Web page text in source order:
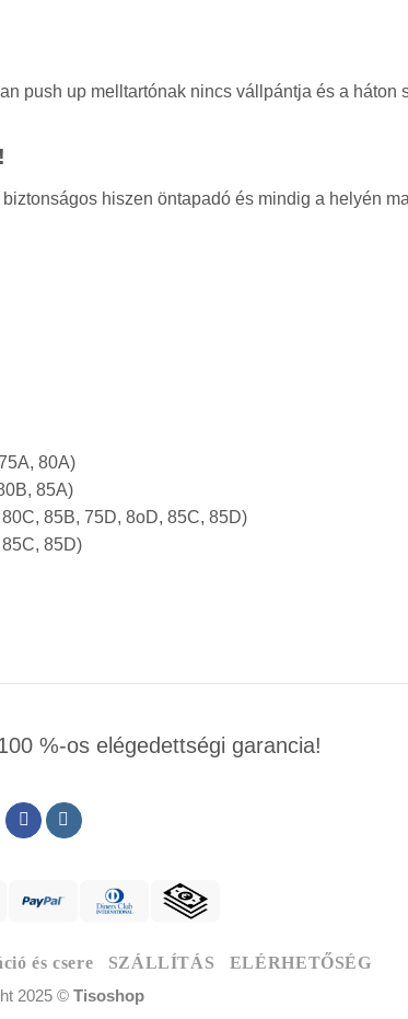
push up melltartónak nincs vállpántja és a háton
hiszen öntapadó és mindig a helyén
80A)
85A)
85B, 75D, 8oD, 85C, 85D)
85D)
%-os elégedettségi garancia!
és csere SZÁLLÍTÁS ELÉRHETŐSÉG
2025 © Tisoshop